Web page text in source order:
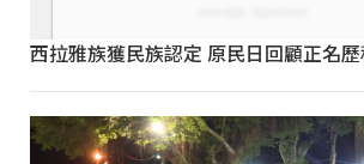
西拉雅族獲民族認定 原民日回顧正名